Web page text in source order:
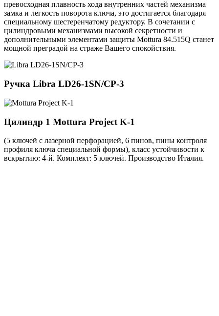
превосходная плавность хода внутренних частей механизма
замка и легкость поворота ключа, это достигается благодаря
специальному шестеренчатому редуктору. В сочетании с
цилиндровыми механизмами высокой секретности и
дополнительными элементами защиты Mottura 84.515Q станет
мощной преградой на страже Вашего спокойствия.
Ручка Libra LD26-1SN/CP-3
Цилиндр 1 Mottura Project K-1
(5 ключей с лазерной перфорацией, 6 пинов, пины контроля
профиля ключа специальной формы), класс устойчивости к
вскрытию: 4-й. Комплект: 5 ключей. Производство Италия.